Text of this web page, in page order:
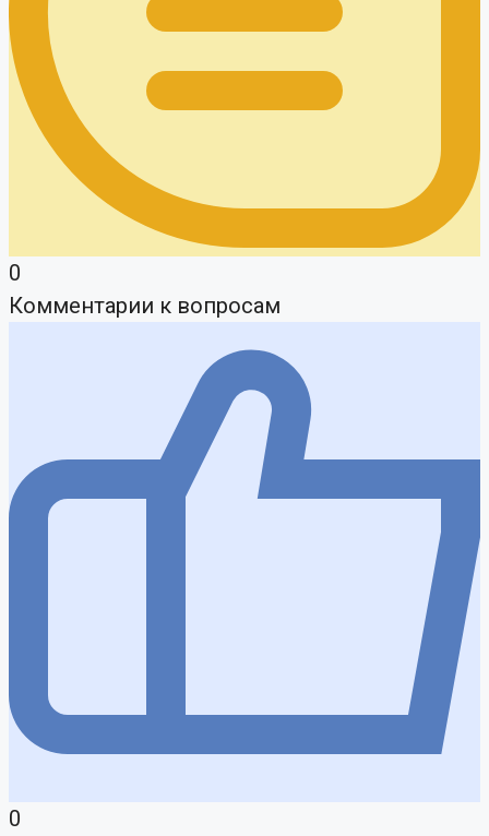
0
Комментарии к вопросам
0